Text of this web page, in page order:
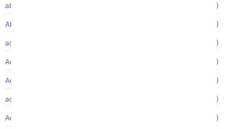
abogado FMLA (1)
Abuso de ancianos (2)
accidente de autobus (1)
Accidente de autobús (1)
Accidente de camión (1)
accidente de camion (2)
Accidente de motocicleta (2)